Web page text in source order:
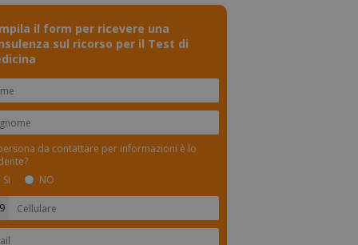
il form per ricevere una
sul ricorso per il Test di
da contattare per informazioni è lo
SI
NO